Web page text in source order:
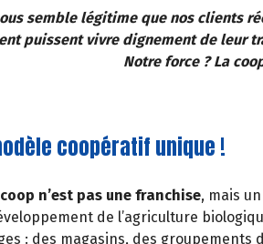
semble légitime que nos clients
puissent vivre dignement de leur
Notre force ? La
coopératif unique !
n’est pas une franchise, mais
de l’agriculture
: des magasins, des groupements